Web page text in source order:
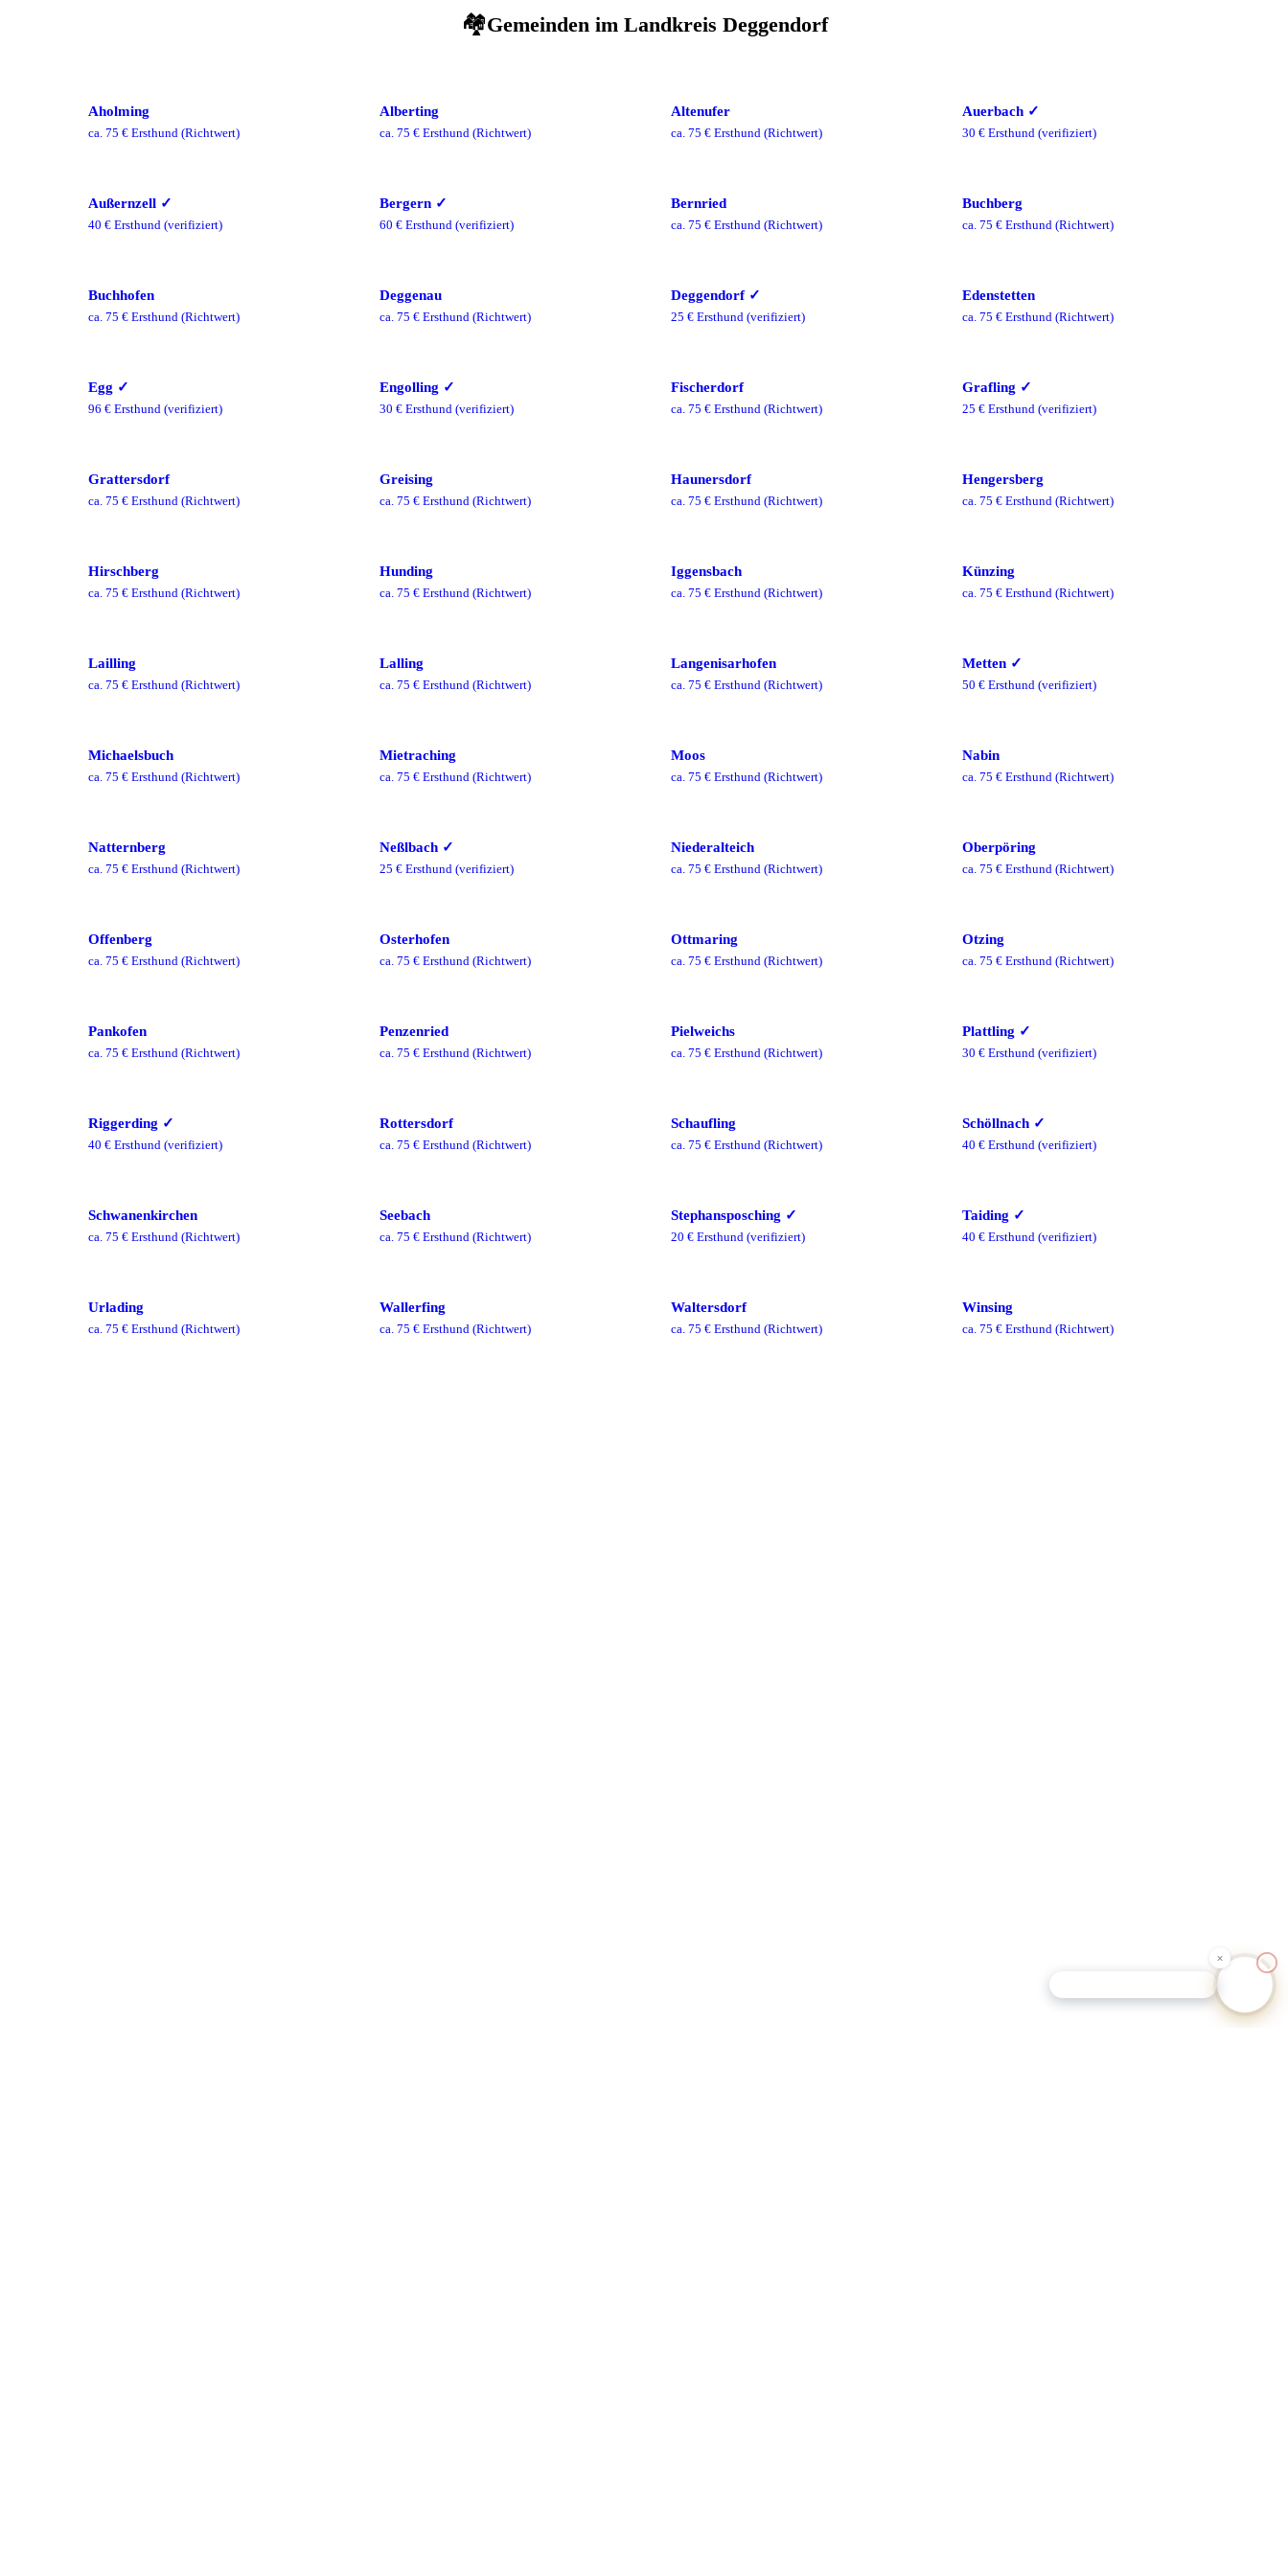
🏘️Gemeinden im Landkreis Deggendorf
Aholming
ca. 75 € Ersthund (Richtwert)
Alberting
ca. 75 € Ersthund (Richtwert)
Altenufer
ca. 75 € Ersthund (Richtwert)
Auerbach ✓
30 € Ersthund (verifiziert)
Außernzell ✓
40 € Ersthund (verifiziert)
Bergern ✓
60 € Ersthund (verifiziert)
Bernried
ca. 75 € Ersthund (Richtwert)
Buchberg
ca. 75 € Ersthund (Richtwert)
Buchhofen
ca. 75 € Ersthund (Richtwert)
Deggenau
ca. 75 € Ersthund (Richtwert)
Deggendorf✓
25 € Ersthund (verifiziert)
Edenstetten
ca. 75 € Ersthund (Richtwert)
Egg ✓
96 € Ersthund (verifiziert)
Engolling ✓
30 € Ersthund (verifiziert)
Fischerdorf
ca. 75 € Ersthund (Richtwert)
Grafling ✓
25 € Ersthund (verifiziert)
Grattersdorf
ca. 75 € Ersthund (Richtwert)
Greising
ca. 75 € Ersthund (Richtwert)
Haunersdorf
ca. 75 € Ersthund (Richtwert)
Hengersberg
ca. 75 € Ersthund (Richtwert)
Hirschberg
ca. 75 € Ersthund (Richtwert)
Hunding
ca. 75 € Ersthund (Richtwert)
Iggensbach
ca. 75 € Ersthund (Richtwert)
Künzing
ca. 75 € Ersthund (Richtwert)
Lailling
ca. 75 € Ersthund (Richtwert)
Lalling
ca. 75 € Ersthund (Richtwert)
Langenisarhofen
ca. 75 € Ersthund (Richtwert)
Metten ✓
50 € Ersthund (verifiziert)
Michaelsbuch
ca. 75 € Ersthund (Richtwert)
Mietraching
ca. 75 € Ersthund (Richtwert)
Moos
ca. 75 € Ersthund (Richtwert)
Nabin
ca. 75 € Ersthund (Richtwert)
Natternberg
ca. 75 € Ersthund (Richtwert)
Neßlbach ✓
25 € Ersthund (verifiziert)
Niederalteich
ca. 75 € Ersthund (Richtwert)
Oberpöring
ca. 75 € Ersthund (Richtwert)
Offenberg
ca. 75 € Ersthund (Richtwert)
Osterhofen
ca. 75 € Ersthund (Richtwert)
Ottmaring
ca. 75 € Ersthund (Richtwert)
Otzing
ca. 75 € Ersthund (Richtwert)
Pankofen
ca. 75 € Ersthund (Richtwert)
Penzenried
ca. 75 € Ersthund (Richtwert)
Pielweichs
ca. 75 € Ersthund (Richtwert)
Plattling ✓
30 € Ersthund (verifiziert)
Riggerding ✓
40 € Ersthund (verifiziert)
Rottersdorf
ca. 75 € Ersthund (Richtwert)
Schaufling
ca. 75 € Ersthund (Richtwert)
Schöllnach ✓
40 € Ersthund (verifiziert)
Schwanenkirchen
ca. 75 € Ersthund (Richtwert)
Seebach
ca. 75 € Ersthund (Richtwert)
Stephansposching ✓
20 € Ersthund (verifiziert)
Taiding ✓
40 € Ersthund (verifiziert)
Urlading
ca. 75 € Ersthund (Richtwert)
Wallerfing
ca. 75 € Ersthund (Richtwert)
Waltersdorf
ca. 75 € Ersthund (Richtwert)
Winsing
ca. 75 € Ersthund (Richtwert)